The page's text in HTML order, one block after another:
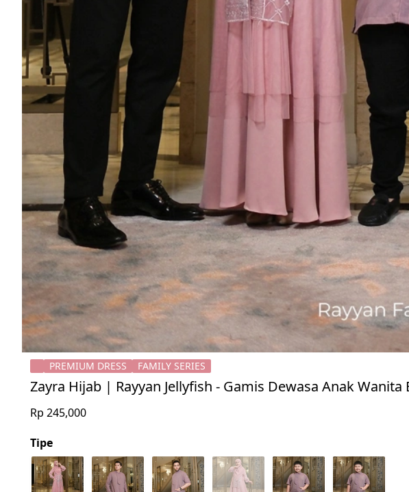
PREMIUM DRESS FAMILY SERIES
Zayra Hijab | Rayyan Jellyfish - Gamis Dewasa Anak
Rp 245,000
Tipe